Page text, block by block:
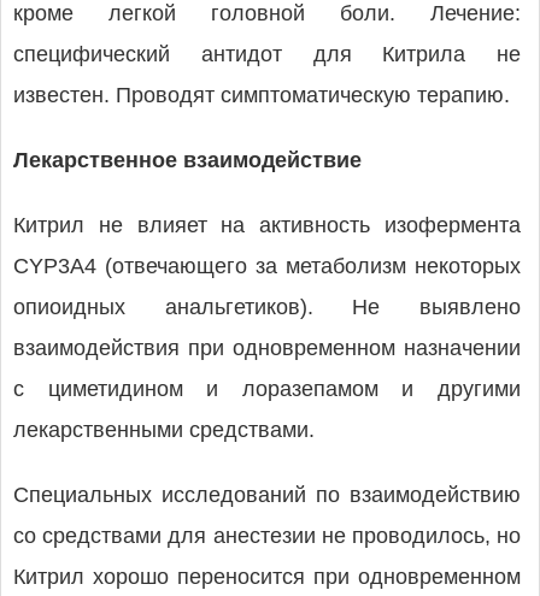
кроме легкой головной боли. Лечение:
специфический антидот для Китрила не
известен. Проводят симптоматическую терапию.
Лекарственное взаимодействие
Китрил не влияет на активность изофермента
CYP3А4 (отвечающего за метаболизм некоторых
опиоидных анальгетиков). Не выявлено
взаимодействия при одновременном назначении
с циметидином и лоразепамом и другими
лекарственными средствами.
Специальных исследований по взаимодействию
со средствами для анестезии не проводилось, но
Китрил хорошо переносится при одновременном